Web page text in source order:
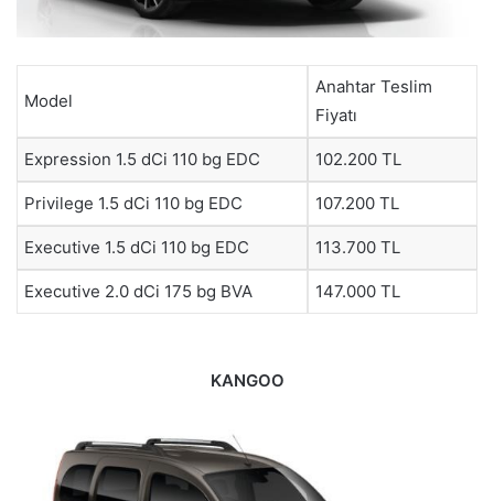
Model
Anahtar Teslim
Fiyatı
Expression 1.5 dCi 110 bg EDC 102.200 TL
Privilege 1.5 dCi 110 bg EDC 107.200 TL
Executive 1.5 dCi 110 bg EDC 113.700 TL
Executive 2.0 dCi 175 bg BVA 147.000 TL
KANGOO